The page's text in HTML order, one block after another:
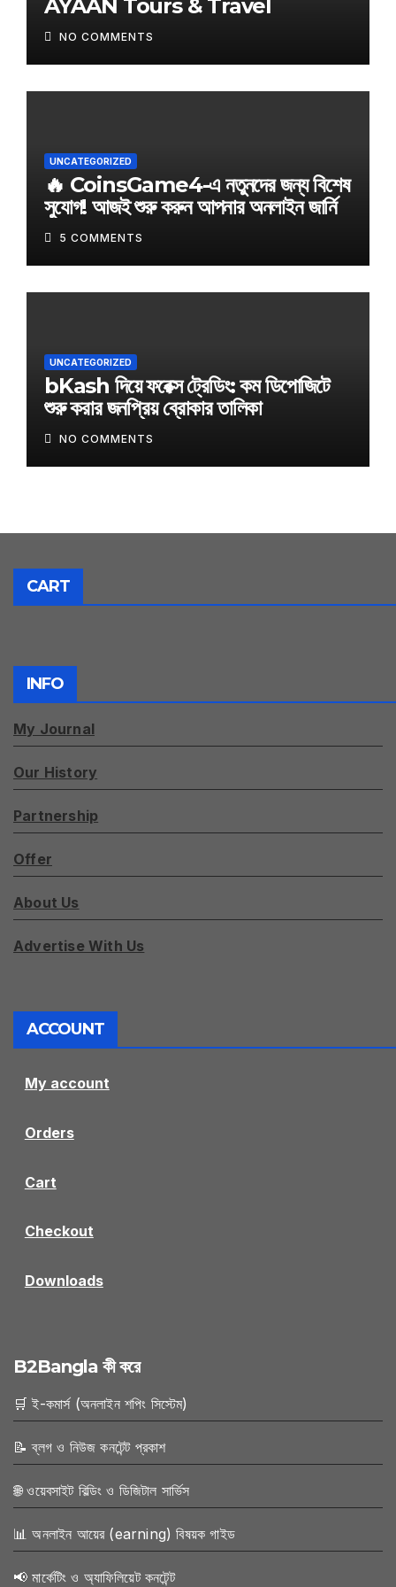
AYAAN Tours & Travel
NO COMMENTS
UNCATEGORIZED
🔥 CoinsGame4-এ নতুনদের জন্য বিশেষ
সুযোগ! আজই শুরু করুন আপনার অনলাইন জার্নি
5 COMMENTS
UNCATEGORIZED
bKash দিয়ে ফরেক্স ট্রেডিং: কম ডিপোজিটে
শুরু করার জনপ্রিয় ব্রোকার তালিকা
NO COMMENTS
CART
INFO
My Journal
Our History
Partnership
Offer
About Us
Advertise With Us
ACCOUNT
My account
Orders
Cart
Checkout
Downloads
B2Bangla কী করে
🛒 ই-কমার্স (অনলাইন শপিং সিস্টেম)
📝 ব্লগ ও নিউজ কনটেন্ট প্রকাশ
🌐 ওয়েবসাইট বিল্ডিং ও ডিজিটাল সার্ভিস
📊 অনলাইন আয়ের (earning) বিষয়ক গাইড
📢 মার্কেটিং ও অ্যাফিলিয়েট কনটেন্ট